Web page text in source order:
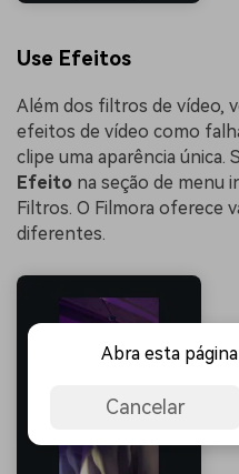
Use Efeitos
Além dos filtros de vídeo,
efeitos de vídeo como
clipe uma aparência única.
Efeito na seção de menu
Filtros. O Filmora oferece
diferentes.
Abra esta
Cancelar